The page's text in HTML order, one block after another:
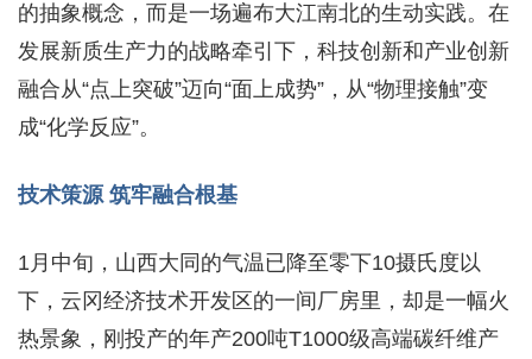
的抽象概念，而是一场遍布大江南北的生动实践。在
发展新质生产力的战略牵引下，科技创新和产业创新
融合从“点上突破”迈向“面上成势”，从“物理接触”变
成“化学反应”。
技术策源 筑牢融合根基
1月中旬，山西大同的气温已降至零下10摄氏度以
下，云冈经济技术开发区的一间厂房里，却是一幅火
热景象，刚投产的年产200吨T1000级高端碳纤维产